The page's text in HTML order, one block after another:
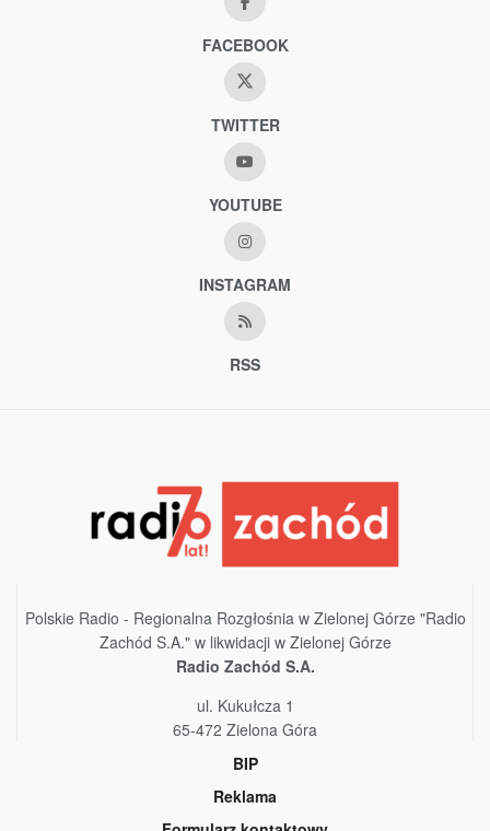
FACEBOOK
TWITTER
YOUTUBE
INSTAGRAM
RSS
Polskie Radio - Regionalna Rozgłośnia w Zielonej Górze "Radio
Zachód S.A." w likwidacji w Zielonej Górze
Radio Zachód S.A.
ul. Kukułcza 1
65-472 Zielona Góra
BIP
Reklama